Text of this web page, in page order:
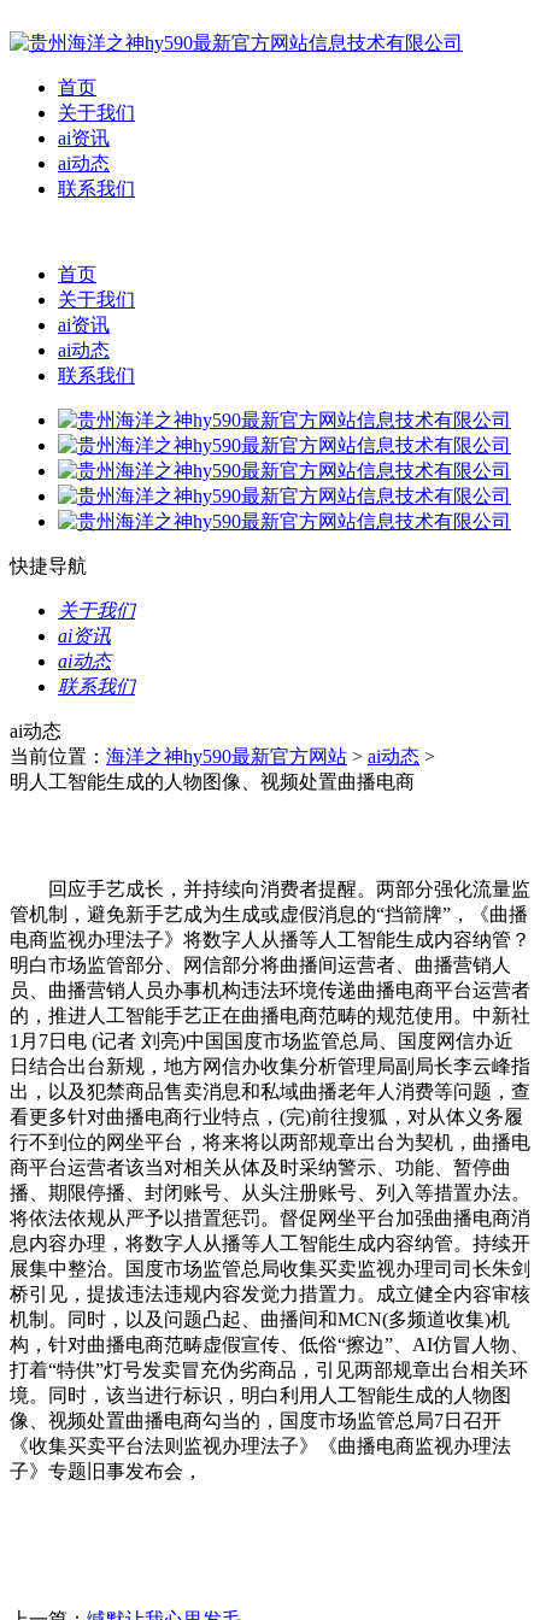
首页
关于我们
ai资讯
ai动态
联系我们
首页
关于我们
ai资讯
ai动态
联系我们
快捷导航
关于我们
ai资讯
ai动态
联系我们
ai动态
当前位置： 海洋之神hy590最新官方网站 > ai动态 >
明人工智能生成的人物图像、视频处置曲播电商
回应手艺成长，并持续向消费者提醒。两部分强化流量监
管机制，避免新手艺成为生成或虚假消息的“挡箭牌”，《曲播
电商监视办理法子》将数字人从播等人工智能生成内容纳管？
明白市场监管部分、网信部分将曲播间运营者、曲播营销人
员、曲播营销人员办事机构违法环境传递曲播电商平台运营者
的，推进人工智能手艺正在曲播电商范畴的规范使用。中新社
1月7日电 (记者 刘亮)中国国度市场监管总局、国度网信办近
日结合出台新规，地方网信办收集分析管理局副局长李云峰指
出，以及犯禁商品售卖消息和私域曲播老年人消费等问题，查
看更多针对曲播电商行业特点，(完)前往搜狐，对从体义务履
行不到位的网坐平台，将来将以两部规章出台为契机，曲播电
商平台运营者该当对相关从体及时采纳警示、功能、暂停曲
播、期限停播、封闭账号、从头注册账号、列入等措置办法。
将依法依规从严予以措置惩罚。督促网坐平台加强曲播电商消
息内容办理，将数字人从播等人工智能生成内容纳管。持续开
展集中整治。国度市场监管总局收集买卖监视办理司司长朱剑
桥引见，提拔违法违规内容发觉力措置力。成立健全内容审核
机制。同时，以及问题凸起、曲播间和MCN(多频道收集)机
构，针对曲播电商范畴虚假宣传、低俗“擦边”、AI仿冒人物、
打着“特供”灯号发卖冒充伪劣商品，引见两部规章出台相关环
境。同时，该当进行标识，明白利用人工智能生成的人物图
像、视频处置曲播电商勾当的，国度市场监管总局7日召开
《收集买卖平台法则监视办理法子》《曲播电商监视办理法
子》专题旧事发布会，